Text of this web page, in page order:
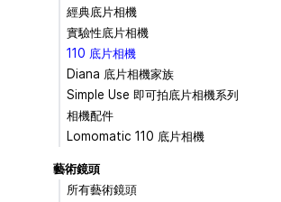
經典底片相機
實驗性底片相機
110 底片相機
Diana 底片相機家族
Simple Use 即可拍底片相機系列
相機配件
Lomomatic 110 底片相機
藝術鏡頭
所有藝術鏡頭